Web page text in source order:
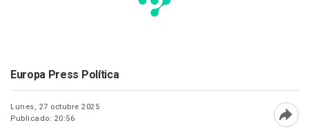
Europa Press Política
Lunes, 27 octubre 2025
Publicado: 20:56